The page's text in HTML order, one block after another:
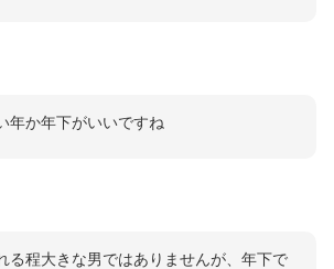
年か年下がいいですね
る程大きな男ではありませんが、年下で